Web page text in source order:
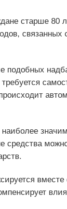
старше 80
связанных
подобных
наиболее